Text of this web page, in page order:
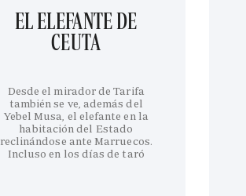
EL ELEFANTE DE
CEUTA
Desde el mirador de Tarifa
también se ve, además del
Yebel Musa, el elefante en la
habitación del Estado
reclinándose ante Marruecos.
Incluso en los días de taró